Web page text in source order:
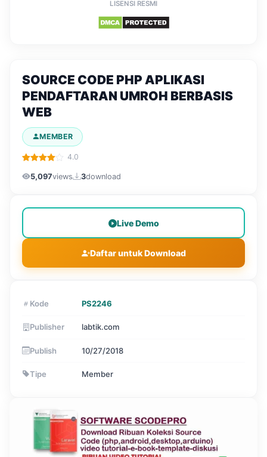
LISENSI RESMI
SOURCE CODE PHP APLIKASI
PENDAFTARAN UMROH BERBASIS
WEB
MEMBER
4.0
5,097views 3download
Live Demo
Daftar untuk Download
Kode PS2246
Publisher labtik.com
Publish 10/27/2018
Tipe Member